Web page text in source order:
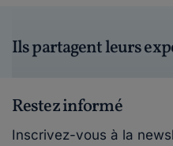
Ils partagent leurs
Restez informé
Inscrivez-vous à la